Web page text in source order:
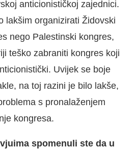
anticionističkoj zajednici.
lakšim organizirati Židovski
nego Palestinski kongres,
teško zabraniti kongres koji
Uvijek se boje
na toj razini je bilo lakše,
s pronalaženjem
kongresa.
spomenuli ste da u